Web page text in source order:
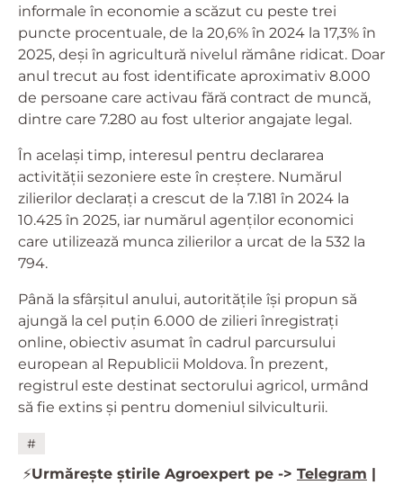
informale în economie a scăzut cu peste trei
puncte procentuale, de la 20,6% în 2024 la 17,3% în
2025, deși în agricultură nivelul rămâne ridicat. Doar
anul trecut au fost identificate aproximativ 8.000
de persoane care activau fără contract de muncă,
dintre care 7.280 au fost ulterior angajate legal.
În același timp, interesul pentru declararea
activității sezoniere este în creștere. Numărul
zilierilor declarați a crescut de la 7.181 în 2024 la
10.425 în 2025, iar numărul agenților economici
care utilizează munca zilierilor a urcat de la 532 la
794.
Până la sfârșitul anului, autoritățile își propun să
ajungă la cel puțin 6.000 de zilieri înregistrați
online, obiectiv asumat în cadrul parcursului
european al Republicii Moldova. În prezent,
registrul este destinat sectorului agricol, urmând
să fie extins și pentru domeniul silviculturii.
#
⚡️Urmărește știrile Agroexpert pe -> Telegram |